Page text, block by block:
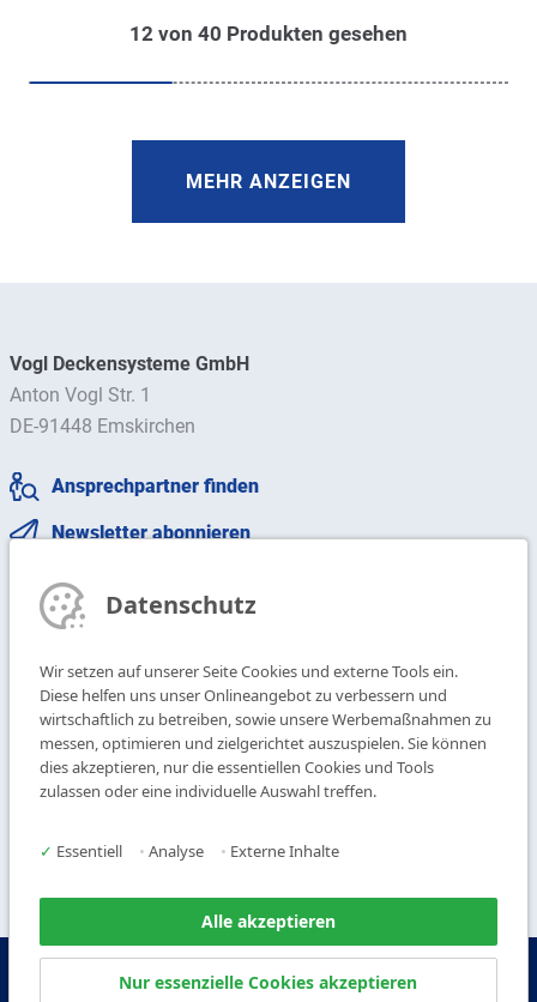
12 von 40 Produkten gesehen
MEHR ANZEIGEN
Vogl Deckensysteme GmbH
Anton Vogl Str. 1
DE-91448 Emskirchen
Ansprechpartner finden
Newsletter abonnieren
+49 9104 825-0
+49 9104 825-250
info@vogl-deckensysteme.de
Deckengestaltung
Systeme
Produkte
Galerie
Über uns
Kontakt
© Copyright Vogl Deckensysteme - 2026
Datenschutz
Wir setzen auf unserer Seite Cookies und externe Tools ein.
Diese helfen uns unser Onlineangebot zu verbessern und
wirtschaftlich zu betreiben, sowie unsere Werbemaßnahmen zu
messen, optimieren und zielgerichtet auszuspielen. Sie können
dies akzeptieren, nur die essentiellen Cookies und Tools
zulassen oder eine individuelle Auswahl treffen.
✓ Essentiell • Analyse • Externe Inhalte
Alle akzeptieren
Nur essenzielle Cookies akzeptieren